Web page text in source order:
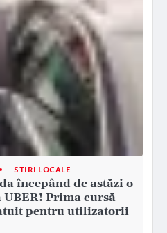
STIRI LOCALE
începând de astăzi o
Prima cursă
pentru utilizatorii